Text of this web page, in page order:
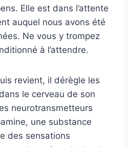
Elle est dans l’attente
auquel nous avons été
Ne vous y trompez
à l’attendre.
revient, il dérègle les
le cerveau de son
neurotransmetteurs
une substance
des sensations